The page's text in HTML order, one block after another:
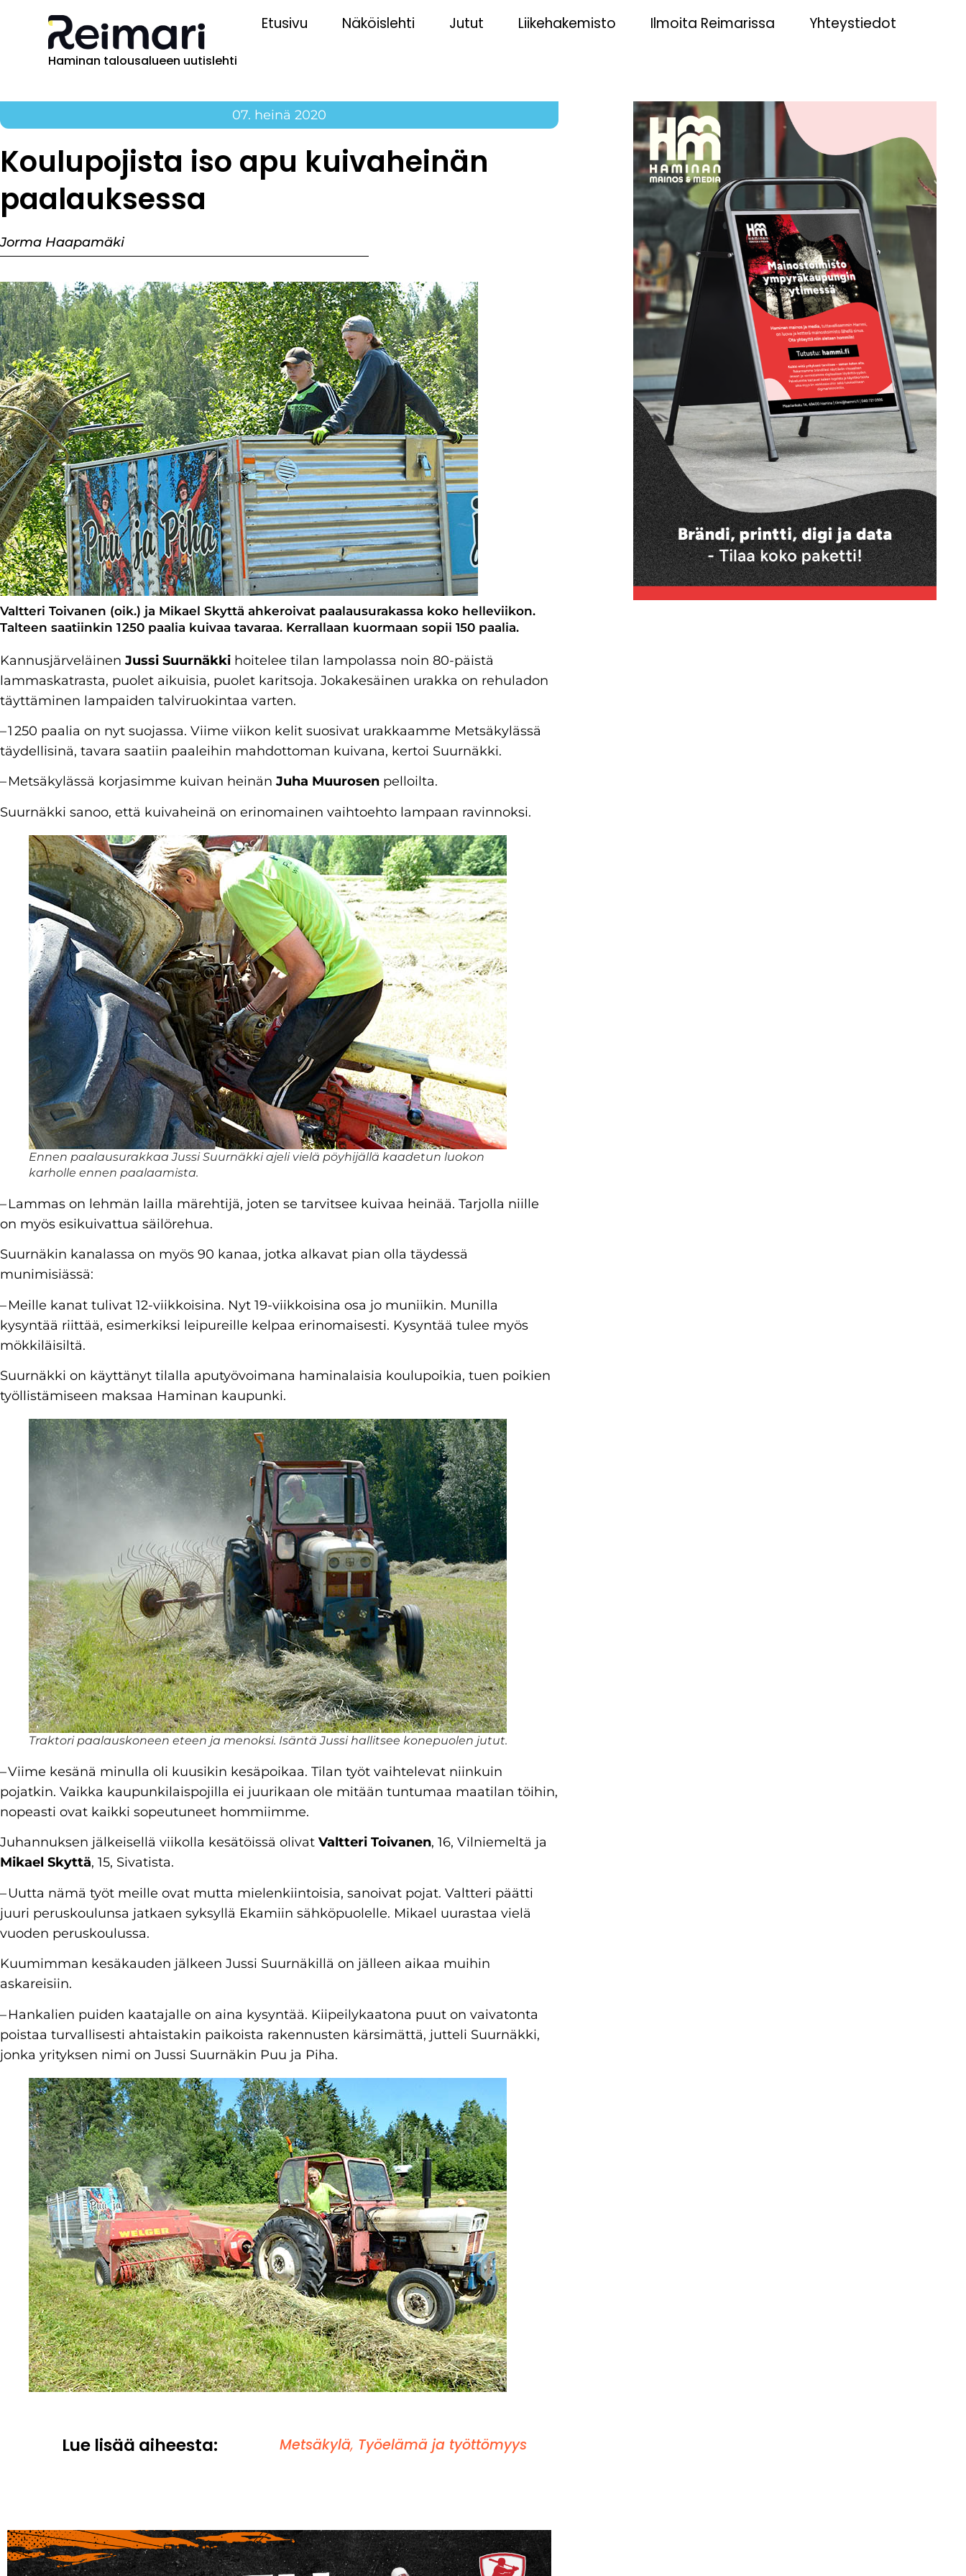
Haminan talousalueen uutislehti
Etusivu Näköislehti Jutut Liikehakemisto Ilmoita Reimarissa Yhteystiedot
07. heinä 2020
Koulupojista iso apu kuivaheinän
paalauksessa
Jorma Haapamäki
Valtteri Toivanen (oik.) ja Mikael Skyttä ahkeroivat paalausurakassa koko helleviikon.
Talteen saatiinkin 1 250 paalia kuivaa tavaraa. Kerrallaan kuormaan sopii 150 paalia.
KannusjärveläinenJussi­ Suurnäkki hoitelee tilan lampolassa noin 80-päistä
lammaskatrasta, puolet aikuisia, puolet karitsoja. Joka­kesäinen urakka on rehu­ladon
täyttäminen lampaiden talviruokintaa varten.
– 1 250 paalia on nyt suojassa. Viime viikon kelit suosivat urakkaamme Metsäkylässä
täydellisinä, tavara saatiin paaleihin mahdottoman kuivana, kertoi Suurnäkki.
– Metsäkylässä korjasimme kuivan heinänJuha Muurosen pelloilta.
Suurnäkki sanoo, että kuivaheinä on erinomainen vaihtoehto lampaan ravinnoksi.
Ennen paalausurakkaa Jussi Suurnäkki ajeli vielä pöyhijällä kaadetun luokon
karholle ennen paalaamista.
– Lammas on lehmän lailla märehtijä, joten se tarvitsee kuivaa heinää. Tarjolla niille
on myös esikuivattua säilörehua.
Suurnäkin kanalassa on myös 90 kanaa, jotka alkavat pian olla täydessä
munimisiässä:
– Meille kanat tulivat 12-viikkoisina. Nyt 19-viikkoisina osa jo muniikin. Munilla
kysyntää riittää, esimerkiksi leipureille kelpaa erinomaisesti. Kysyntää tulee myös
mökkiläisiltä.
Suurnäkki on käyttänyt tilalla aputyövoimana haminalaisia koulupoikia, tuen poikien
työllistämiseen maksaa Haminan kaupunki.
Traktori paalauskoneen eteen ja menoksi. Isäntä Jussi hallitsee konepuolen jutut.
– Viime kesänä minulla oli kuusikin kesäpoikaa. Tilan työt vaihtelevat niinkuin
pojatkin. Vaikka kaupunkilaispojilla ei juurikaan ole mitään tuntumaa maatilan töihin,
nopeasti ovat kaikki sopeutuneet hommiimme.
Juhannuksen jälkeisellä viikolla kesätöissä olivat Valtteri Toivanen, 16, Vilniemeltä ja
Mikael Skyttä, 15, Sivatista.
– Uutta nämä työt meille ovat mutta mielenkiintoisia, sanoivat pojat. Valtteri päätti
juuri peruskoulunsa jatkaen syksyllä Ekamiin sähköpuolelle. Mikael uurastaa vielä
vuoden peruskoulussa.
Kuumimman kesäkauden jälkeen Jussi Suurnäkillä on jälleen aikaa muihin
askareisiin.
– Hankalien puiden kaatajalle on aina kysyntää. Kiipeilykaatona puut on vaivatonta
poistaa turvallisesti ahtaistakin paikoista rakennusten kärsimättä, jutteli Suurnäkki,
jonka yrityksen nimi on Jussi Suurnäkin Puu ja Piha.
Lue lisää aiheesta: Metsäkylä, Työelämä ja työttömyys